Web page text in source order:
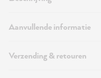
Aanvullende informatie
Verzending & retouren